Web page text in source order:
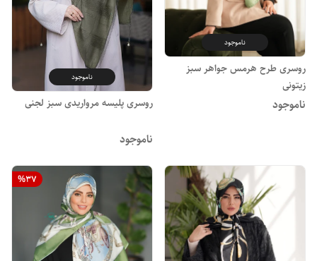
ناموجود
روسری طرح هرمس جواهر سبز
زیتونی
ناموجود
ناموجود
روسری پلیسه مرواریدی سبز لجنی
ناموجود
%37